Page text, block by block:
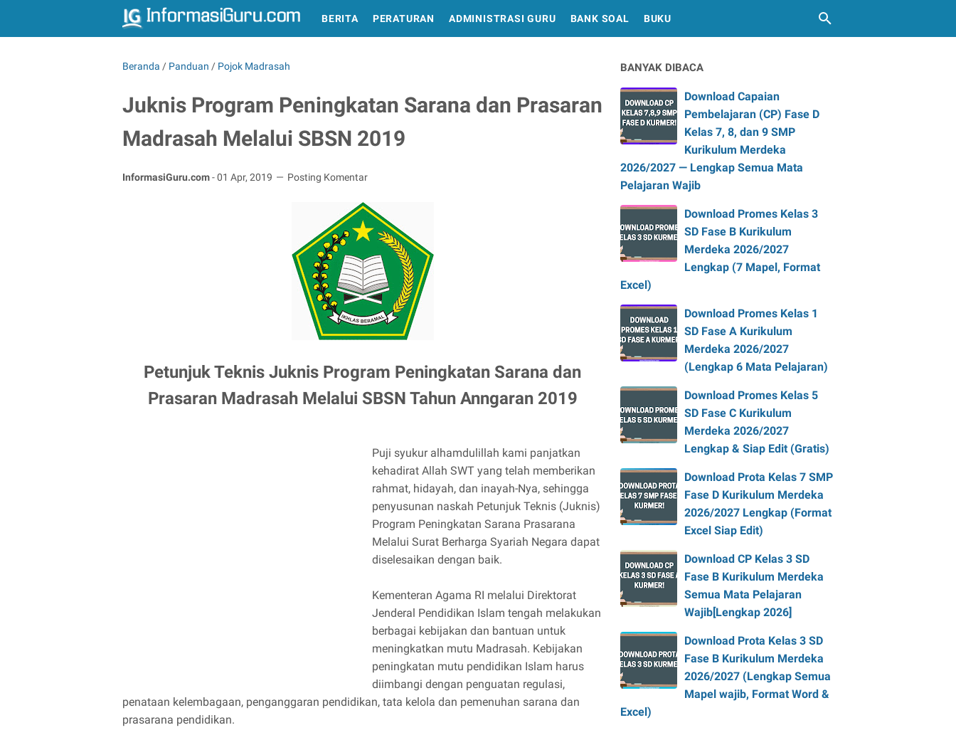
BERITA PERATURAN ADMINISTRASI GURU BANK SOAL BUKU
Beranda / Panduan / Pojok Madrasah
Juknis Program Peningkatan Sarana dan Prasaran
Madrasah Melalui SBSN 2019
InformasiGuru.com-01 Apr, 2019 Posting Komentar
Petunjuk Teknis Juknis Program Peningkatan Sarana dan
Prasaran Madrasah Melalui SBSN Tahun Anngaran 2019
Puji syukur alhamdulillah kami panjatkan
kehadirat Allah SWT yang telah memberikan
rahmat, hidayah, dan inayah-Nya, sehingga
penyusunan naskah Petunjuk Teknis (Juknis)
Program Peningkatan Sarana Prasarana
Melalui Surat Berharga Syariah Negara dapat
diselesaikan dengan baik.
Kementeran Agama RI melalui Direktorat
Jenderal Pendidikan Islam tengah melakukan
berbagai kebijakan dan bantuan untuk
meningkatkan mutu Madrasah. Kebijakan
peningkatan mutu pendidikan Islam harus
diimbangi dengan penguatan regulasi,
penataan kelembagaan, penganggaran pendidikan, tata kelola dan pemenuhan sarana dan
prasarana pendidikan.
BANYAK DIBACA
Download Capaian
Pembelajaran (CP) Fase D
Kelas 7, 8, dan 9 SMP
Kurikulum Merdeka
2026/2027 — Lengkap Semua Mata
Pelajaran Wajib
Download Promes Kelas 3
SD Fase B Kurikulum
Merdeka 2026/2027
Lengkap (7 Mapel, Format
Excel)
Download Promes Kelas 1
SD Fase A Kurikulum
Merdeka 2026/2027
(Lengkap 6 Mata Pelajaran)
Download Promes Kelas 5
SD Fase C Kurikulum
Merdeka 2026/2027
Lengkap & Siap Edit (Gratis)
Download Prota Kelas 7 SMP
Fase D Kurikulum Merdeka
2026/2027 Lengkap (Format
Excel Siap Edit)
Download CP Kelas 3 SD
Fase B Kurikulum Merdeka
Semua Mata Pelajaran
Wajib[Lengkap 2026]
Download Prota Kelas 3 SD
Fase B Kurikulum Merdeka
2026/2027 (Lengkap Semua
Mapel wajib, Format Word &
Excel)